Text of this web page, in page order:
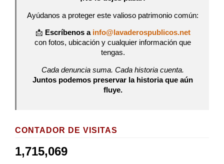
Ayúdanos a proteger este valioso patrimonio común:
📩 Escríbenos a info@lavaderospublicos.net
con fotos, ubicación y cualquier información que
tengas.
Cada denuncia suma. Cada historia cuenta.
Juntos podemos preservar la historia que aún
fluye.
CONTADOR DE VISITAS
1,715,069